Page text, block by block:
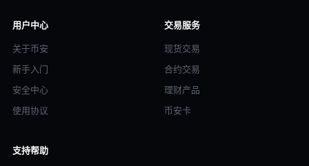
用户中心
关于币安
新手入门
安全中心
使用协议
交易服务
现货交易
合约交易
理财产品
币安卡
支持帮助